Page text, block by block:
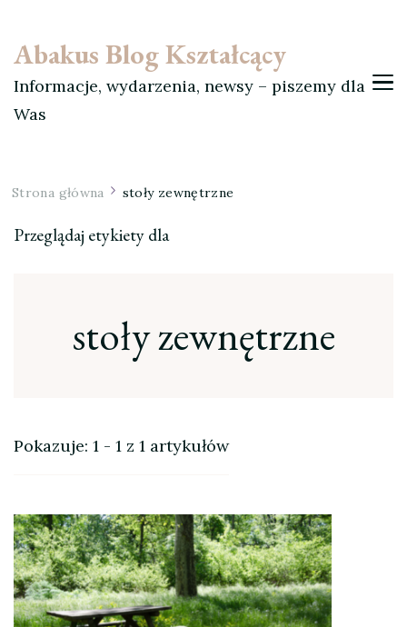
Abakus Blog Kształcący
Informacje, wydarzenia, newsy – piszemy dla
Was
Strona główna stoły zewnętrzne
Przeglądaj etykiety dla
stoły zewnętrzne
Pokazuje: 1 - 1 z 1 artykułów